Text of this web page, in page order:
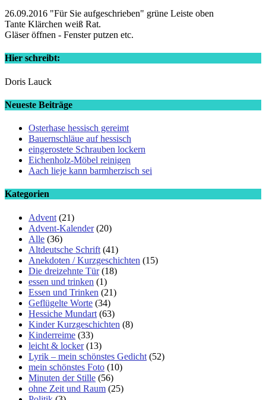
26.09.2016 "Für Sie aufgeschrieben" grüne Leiste oben
Tante Klärchen weiß Rat.
Gläser öffnen - Fenster putzen etc.
Hier schreibt:
Doris Lauck
Neueste Beiträge
Osterhase hessisch gereimt
Bauernschläue auf hessisch
eingerostete Schrauben lockern
Eichenholz-Möbel reinigen
Aach lieje kann barmherzisch sei
Kategorien
Advent (21)
Advent-Kalender(20)
Alle (36)
Altdeutsche Schrift (41)
Anekdoten / Kurzgeschichten (15)
Die dreizehnte Tür(18)
essen und trinken (1)
Essen und Trinken (21)
Geflügelte Worte (34)
Hessiche Mundart (63)
Kinder Kurzgeschichten (8)
Kinderreime (33)
leicht & locker(13)
Lyrik – mein schönstes Gedicht (52)
mein schönstes Foto (10)
Minuten der Stille (56)
ohne Zeit und Raum (25)